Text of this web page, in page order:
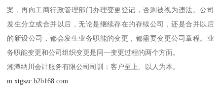
案，再向工商行政管理部门办理变更登记，否则被视为违法。公司
发生分立或合并以后，无论是继续存在的存续公司，还是合并以后
的新设公司，都会发生业务职能的变更，都需要变更公司章程。业
务职能变更和公司组织变更是同一变更过程的两个方面。
湘潭纳川会计服务有限公司司训：客户至上、以人为本。
m.xtgszc.b2b168.com